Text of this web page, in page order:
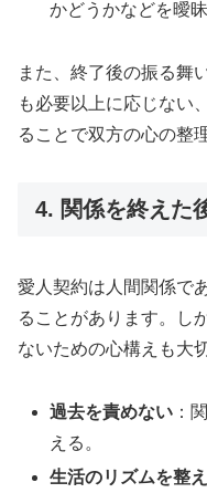
かどうかなどを曖
また、終了後の振る舞
も必要以上に応じない
ることで双方の心の整
4. 関係を終えた
愛人契約は人間関係で
ることがあります。し
ないための心構えも大
過去を責めない ：
える。
生活のリズムを整